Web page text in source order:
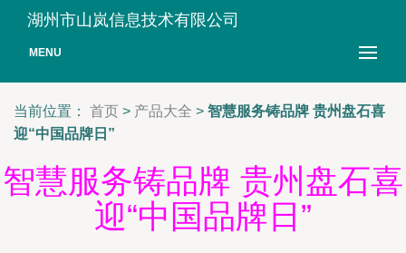
湖州市山岚信息技术有限公司
MENU
当前位置： 首页 > 产品大全 > 智慧服务铸品牌 贵州盘石喜
迎“中国品牌日”
智慧服务铸品牌 贵州盘石喜
迎“中国品牌日”